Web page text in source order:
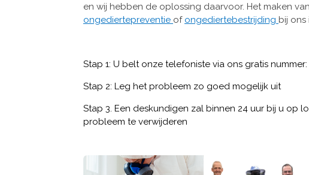
en wij hebben de oplossing daarvoor. Het maken
ongediertepreventie of ongediertebestrijding bij
Stap 1: U belt onze telefoniste via ons gratis nummer:
Stap 2: Leg het probleem zo goed mogelijk uit
Stap 3. Een deskundigen zal binnen 24 uur bij u op
probleem te verwijderen